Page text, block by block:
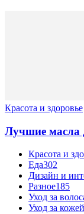
Красота и здоровье
Лучшие масла
Красота и
Еда302
Дизайн и
Разное185
Уход за
Уход за кожей